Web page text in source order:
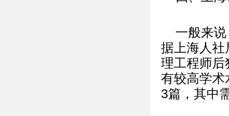
一般来
据上海人社
理工程师后
有较高学术
3篇，其中